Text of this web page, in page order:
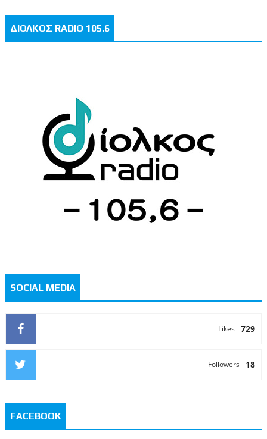
ΔΙΟΛΚΟΣ RADIO 105.6
SOCIAL MEDIA
729
Likes
18
Followers
FACEBOOK